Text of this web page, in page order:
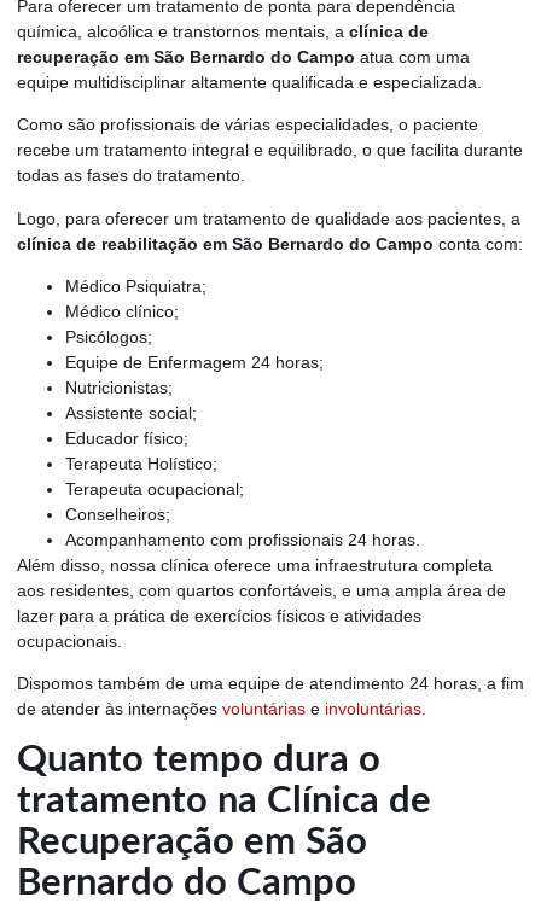
Para oferecer um tratamento de ponta para dependência
química, alcoólica e transtornos mentais, a clínica de
recuperação em São Bernardo do Campo atua com uma
equipe multidisciplinar altamente qualificada e especializada.
Como são profissionais de várias especialidades, o paciente
recebe um tratamento integral e equilibrado, o que facilita durante
todas as fases do tratamento.
Logo, para oferecer um tratamento de qualidade aos pacientes, a
clínica de reabilitação em São Bernardo do Campo conta com:
Médico Psiquiatra;
Médico clínico;
Psicólogos;
Equipe de Enfermagem 24 horas;
Nutricionistas;
Assistente social;
Educador físico;
Terapeuta Holístico;
Terapeuta ocupacional;
Conselheiros;
Acompanhamento com profissionais 24 horas.
Além disso, nossa clínica oferece uma infraestrutura completa
aos residentes, com quartos confortáveis, e uma ampla área de
lazer para a prática de exercícios físicos e atividades
ocupacionais.
Dispomos também de uma equipe de atendimento 24 horas, a fim
de atender às internações voluntárias e involuntárias.
Quanto tempo dura o
tratamento na Clínica de
Recuperação em São
Bernardo do Campo